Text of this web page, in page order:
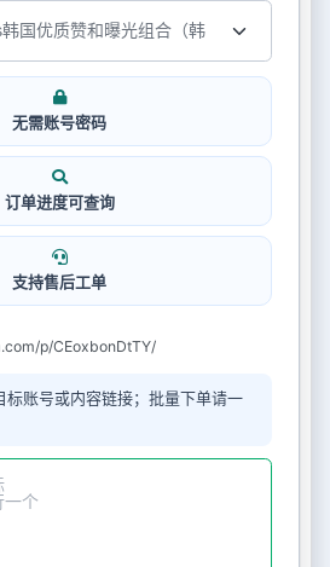
无需账号密码
订单进度可查询
支持售后工单
p/CEoxbonDtTY/
标账号或内容链接；批量下单请一